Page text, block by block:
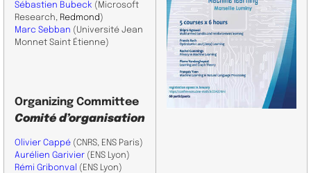
Sébastien Bubeck (Microsoft
Research, Redmond )
Marc Sebban (Université Jean
Monnet Saint Étienne)
Organizing Committee
Comité d’organisation
Olivier Cappé (CNRS, ENS Paris)
Aurélien Garivier (ENS Lyon)
Rémi Gribonval
(ENS Lyon)